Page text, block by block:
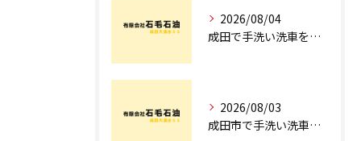
2026/08/04
成田で手洗い洗車を探すなら！車のプロが教える安心の店舗選びとコース術
2026/08/03
成田市で手洗い洗車ならどこ？現場を知るプロが明かす「失敗しない専門店選び」のポイント